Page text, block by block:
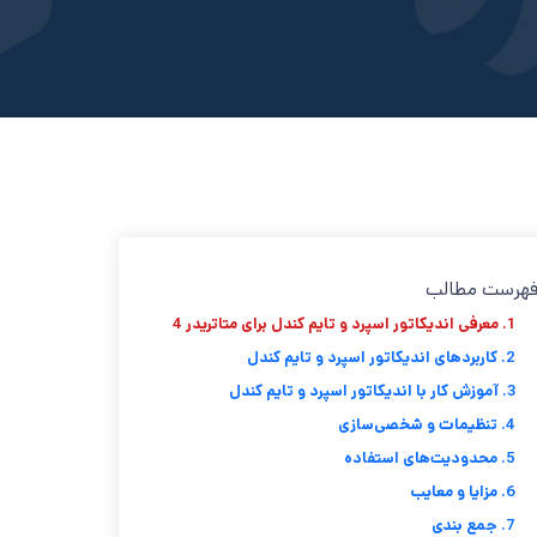
مطالب
1. معرفی اندیکاتور اسپرد و تایم کندل برای متاتریدر 4
2. کاربردهای اندیکاتور اسپرد و تایم کندل
3. آموزش کار با اندیکاتور اسپرد و تایم کندل
4. تنظیمات و شخصی‌سازی
5. محدودیت‌های استفاده
6. مزایا و معایب
7. جمع بندی